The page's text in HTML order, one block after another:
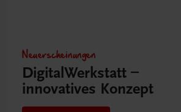
Neuerscheinungen
DigitalWerkstatt –
innovatives Konzept